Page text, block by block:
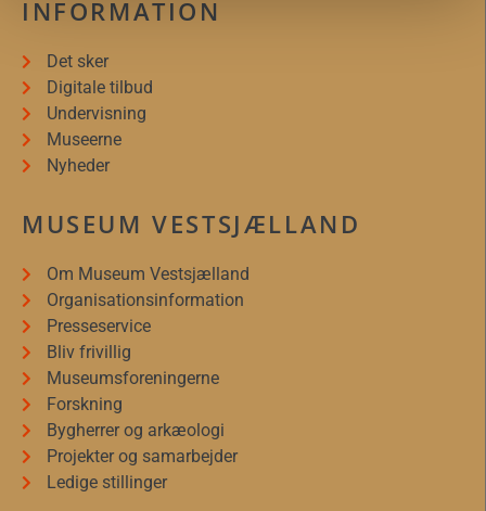
INFORMATION
Det sker
Digitale tilbud
Undervisning
Museerne
Nyheder
MUSEUM VESTSJÆLLAND
Om Museum Vestsjælland
Organisationsinformation
Presseservice
Bliv frivillig
Museumsforeningerne
Forskning
Bygherrer og arkæologi
Projekter og samarbejder
Ledige stillinger